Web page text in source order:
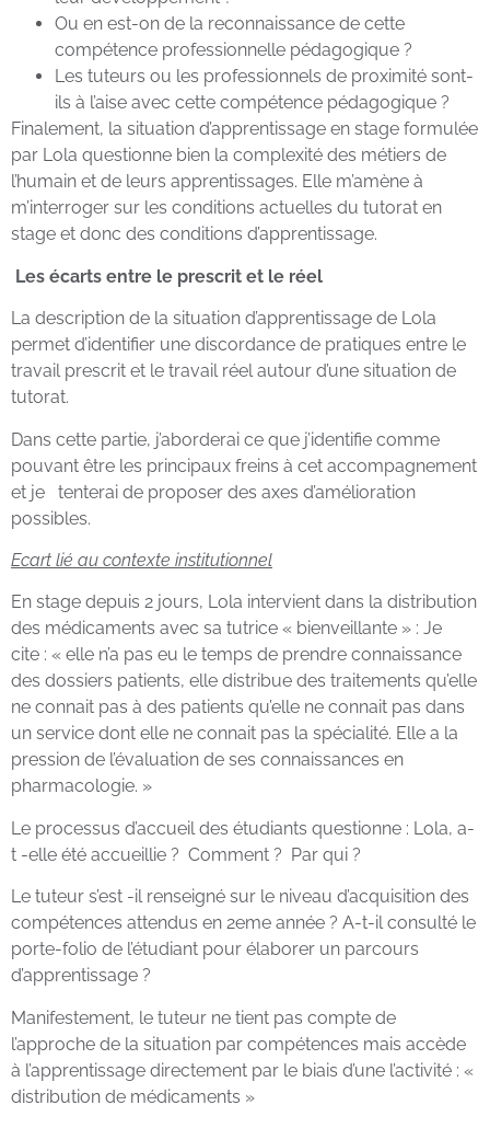
Ou en est-on de la reconnaissance de cette
compétence professionnelle pédagogique ?
Les tuteurs ou les professionnels de proximité sont-
ils à l’aise avec cette compétence pédagogique ?
Finalement, la situation d’apprentissage en stage formulée
par Lola questionne bien la complexité des métiers de
l’humain et de leurs apprentissages. Elle m’amène à
m’interroger sur les conditions actuelles du tutorat en
stage et donc des conditions d’apprentissage.
Les écarts entre le prescrit et le réel
La description de la situation d’apprentissage de Lola
permet d’identifier une discordance de pratiques entre le
travail prescrit et le travail réel autour d’une situation de
tutorat.
Dans cette partie, j’aborderai ce que j’identifie comme
pouvant être les principaux freins à cet accompagnement
et je tenterai de proposer des axes d’amélioration
possibles.
Ecart lié au contexte institutionnel
En stage depuis 2 jours, Lola intervient dans la distribution
des médicaments avec sa tutrice « bienveillante » : Je
cite : « elle n’a pas eu le temps de prendre connaissance
des dossiers patients, elle distribue des traitements qu’elle
ne connait pas à des patients qu’elle ne connait pas dans
un service dont elle ne connait pas la spécialité. Elle a la
pression de l’évaluation de ses connaissances en
pharmacologie. »
Le processus d’accueil des étudiants questionne : Lola, a-
t -elle été accueillie ? Comment ? Par qui ?
Le tuteur s’est -il renseigné sur le niveau d’acquisition des
compétences attendus en 2eme année ? A-t-il consulté le
porte-folio de l’étudiant pour élaborer un parcours
d’apprentissage ?
Manifestement, le tuteur ne tient pas compte de
l’approche de la situation par compétences mais accède
à l’apprentissage directement par le biais d’une l’activité : «
distribution de médicaments »